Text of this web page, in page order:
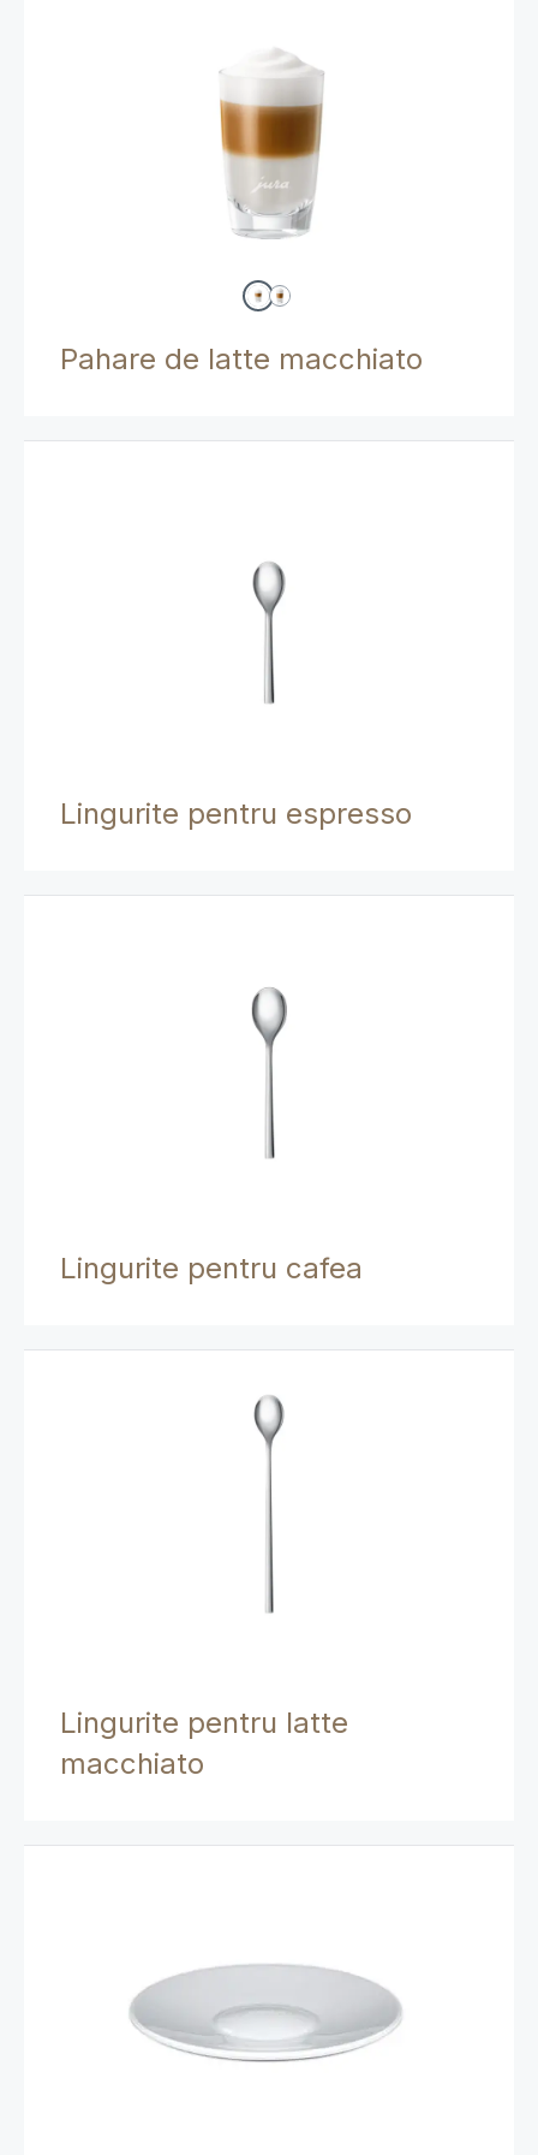
Pahare de latte macchiato
Lingurite pentru espresso
Lingurite pentru cafea
Lingurite pentru latte
macchiato